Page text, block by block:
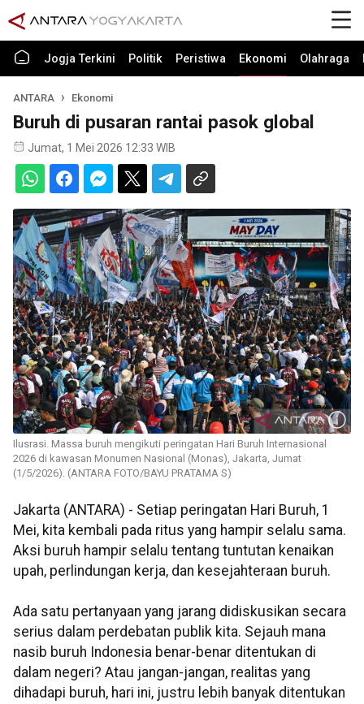
Jogja Terkini Politik Peristiwa Ekonomi Olahraga
ANTARA Ekonomi
Buruh di pusaran rantai pasok global
Jumat, 1 Mei 2026 12:33 WIB
Ilusrasi. Massa buruh mengikuti peringatan Hari Buruh Internasional
2026 di kawasan Monumen Nasional (Monas), Jakarta, Jumat
(1/5/2026). (ANTARA FOTO/BAYU PRATAMA S)
Jakarta (ANTARA) - Setiap peringatan Hari Buruh, 1
Mei, kita kembali pada ritus yang hampir selalu sama.
Aksi buruh hampir selalu tentang tuntutan kenaikan
upah, perlindungan kerja, dan kesejahteraan buruh.
Ada satu pertanyaan yang jarang didiskusikan secara
serius dalam perdebatan publik kita. Sejauh mana
nasib buruh Indonesia benar-benar ditentukan di
dalam negeri? Atau jangan-jangan, realitas yang
dihadapi buruh, hari ini, justru lebih banyak ditentukan